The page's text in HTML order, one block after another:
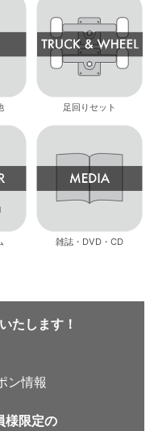
足回りセット
雑誌・DVD・CD
たします！
ン情報
様限定の